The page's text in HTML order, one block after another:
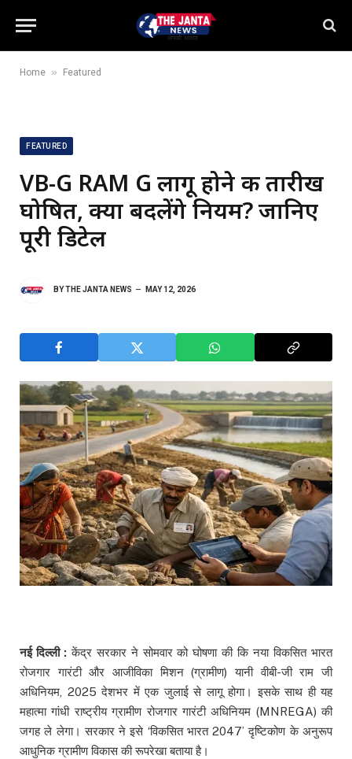
Home » Featured
FEATURED
VB-G RAM G लागू होने की तारीख
घोषित, क्या बदलेंगे नियम? जानिए
पूरी डिटेल
BYTHE JANTA NEWS MAY 12, 2026
नई दिल्ली :केंद्र सरकार ने सोमवार को घोषणा की कि नया विकसित भारत
रोजगार गारंटी और आजीविका मिशन (ग्रामीण) यानी वीबी-जी राम जी
अधिनियम, 2025 देशभर में एक जुलाई से लागू होगा। इसके साथ ही यह
महात्मा गांधी राष्ट्रीय ग्रामीण रोजगार गारंटी अधिनियम (MNREGA) की
जगह ले लेगा। सरकार ने इसे ‘विकसित भारत 2047’ दृष्टिकोण के अनुरूप
आधुनिक ग्रामीण विकास की रूपरेखा बताया है।